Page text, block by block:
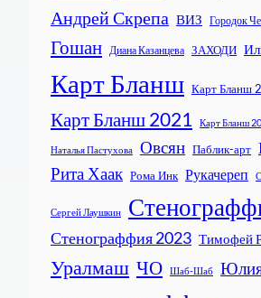
Андрей Скрепа ВИЗ Городок
Гошан Диана Казанцева ЗАХОДИ
Карт Бланш Карт Бланш
Карт Бланш 2021 Карт Бланш
Наталья Пастухова Овсян Паблик-арт
Рита Хаак Рома Инк Рукачереп
Сергей Лаушкин
Стенограффия 2023 Тимофей
Уралмаш ЧО Шаб-Шаб